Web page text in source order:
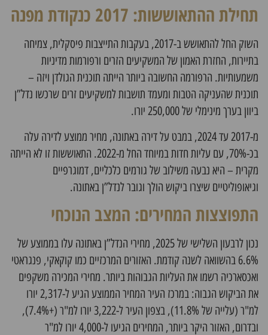
תחילת ההתאוששות: 2017 כנקודת מפנה
השוק החל להתאושש ב-2017, בעקבות התייצבות פיסקלית, צמיחה
בתיירות, החזרת האמון של המשקיעים הזרים ורפורמות מדיניות
משמעותיות. הרפורמה החשובה ביותר הייתה תוכנית הגולדן ויזה –
תוכנית שהעניקה הטבות ומעמד תושבות למשקיעים זרים שרכשו נדל”ן
ביוון בערך מינימלי של 250,000 יורו.
מ-2017 עד 2024, במבט על
דירה באתונה, מחיר ממוצע לדירה עלה
בכ-70%, עם עליות חדות במיוחד החל מ-2022. התאוששות זו לא הייתה
מקרית – היא נבעה משילוב של גורמים כלכליים, דמוגרפיים
וגיאופוליטיים שיצרו ביקוש הולך וגובר לנדל”ן באתונה.
התפוצצות המחירים: המצב הנוכחי
נכון לרבעון השלישי של 2025, מחירי הנדל”ן באתונה עלו בממוצע של
6.6% בהשוואה לשנה קודמת. האזורים המרכזיים כמו קוקאקי, פנגראטי
ואכסארכיה רשמו את העליות הגבוהות ביותר. מחירי המכירה משקפים
את הביקוש הגבוה: במרכז העיר המחיר הממוצע הגיע ל-2,317 יורו
למ"ר (עלייה של 11.8%), בצפון העיר ל-3,222 יורו למ"ר (+7.4%),
ובדרום, האזור היקר ביותר, המחירים הגיעו ל-4,000 יורו למ"ר